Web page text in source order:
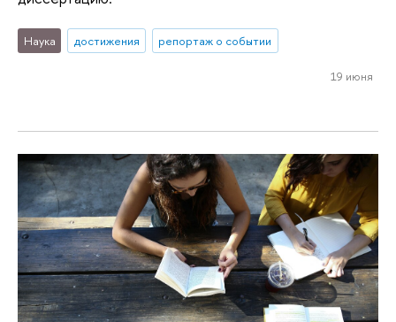
Наука достижения репортаж о событии
19 июня